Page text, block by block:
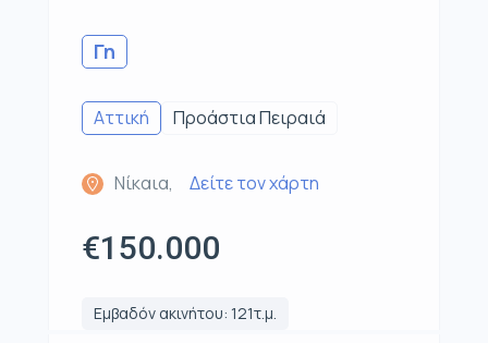
Γη
Αττική Προάστια Πειραιά
Νίκαια, Δείτε τον χάρτη
€150.000
Εμβαδόν ακινήτου: 121τ.μ.